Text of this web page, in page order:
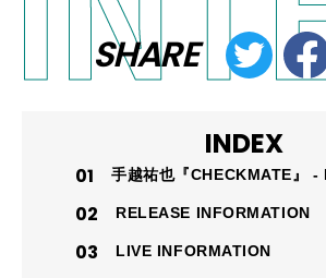
SHARE
INDEX
手越祐也『CHECKMATE』 -
RELEASE INFORMATION
LIVE INFORMATION